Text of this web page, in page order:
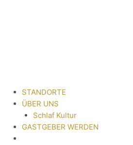
STANDORTE
ÜBER UNS
Schlaf Kultur
GASTGEBER WERDEN